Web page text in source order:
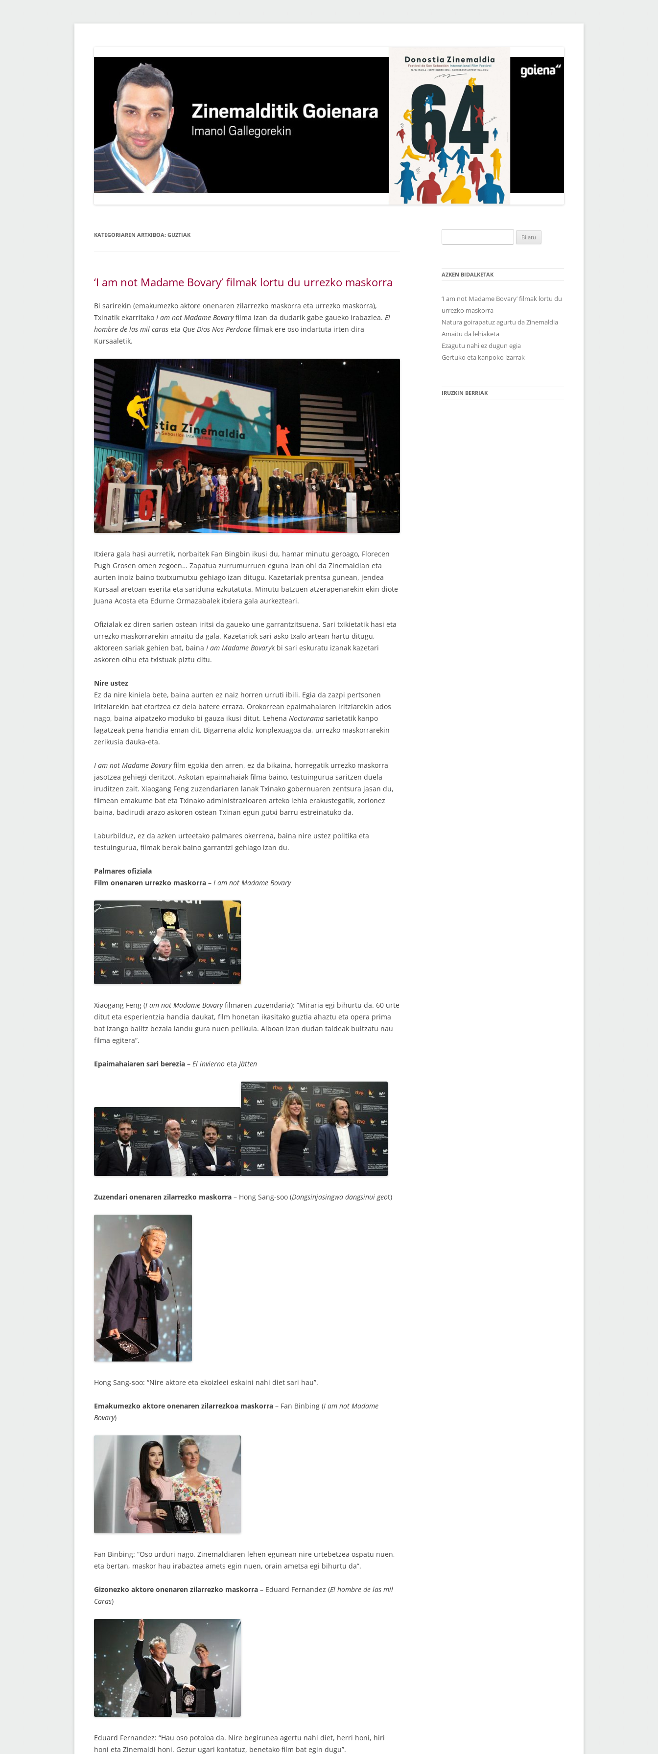
KATEGORIAREN ARTXIBOA: GUZTIAK
‘I am not Madame Bovary’ filmak lortu du urrezko maskorra
Bi sarirekin (emakumezko aktore onenaren zilarrezko maskorra eta urrezko maskorra),
Txinatik ekarritako I am not Madame Bovaryfilma izan da dudarik gabe gaueko irabazlea. El
hombre de las mil caras eta Que Dios Nos Perdone filmak ere oso indartuta irten dira
Kursaaletik.
Itxiera gala hasi aurretik, norbaitek Fan Bingbin ikusi du, hamar minutu geroago, Florecen
Pugh Grosen omen zegoen… Zapatua zurrumurruen eguna izan ohi da Zinemaldian eta
aurten inoiz baino txutxumutxu gehiago izan ditugu. Kazetariak prentsa gunean, jendea
Kursaal aretoan eserita eta sariduna ezkutatuta. Minutu batzuen atzerapenarekin ekin diote
Juana Acosta eta Edurne Ormazabalek itxiera gala aurkezteari.
Ofizialak ez diren sarien ostean iritsi da gaueko une garrantzitsuena. Sari txikietatik hasi eta
urrezko maskorrarekin amaitu da gala. Kazetariok sari asko txalo artean hartu ditugu,
aktoreen sariak gehien bat, baina I am Madame Bovaryk bi sari eskuratu izanak kazetari
askoren oihu eta txistuak piztu ditu.
Nire ustez
Ez da nire kiniela bete, baina aurten ez naiz horren urruti ibili. Egia da zazpi pertsonen
iritziarekin bat etortzea ez dela batere erraza. Orokorrean epaimahaiaren iritziarekin ados
nago, baina aipatzeko moduko bi gauza ikusi ditut. Lehena Nocturama sarietatik kanpo
lagatzeak pena handia eman dit. Bigarrena aldiz konplexuagoa da, urrezko maskorrarekin
zerikusia dauka-eta.
I am not Madame Bovaryfilm egokia den arren, ez da bikaina, horregatik urrezko maskorra
jasotzea gehiegi deritzot. Askotan epaimahaiak filma baino, testuingurua saritzen duela
iruditzen zait. Xiaogang Feng zuzendariaren lanak Txinako gobernuaren zentsura jasan du,
filmean emakume bat eta Txinako administrazioaren arteko lehia erakustegatik, zorionez
baina, badirudi arazo askoren ostean Txinan egun gutxi barru estreinatuko da.
Laburbilduz, ez da azken urteetako palmares okerrena, baina nire ustez politika eta
testuingurua, filmak berak baino garrantzi gehiago izan du.
Palmares ofiziala
Film onenaren urrezko maskorra – I am not Madame Bovary
Xiaogang Feng (I am not Madame Bovaryfilmaren zuzendaria): “Miraria egi bihurtu da. 60 urte
ditut eta esperientzia handia daukat, film honetan ikasitako guztia ahaztu eta opera prima
bat izango balitz bezala landu gura nuen pelikula. Alboan izan dudan taldeak bultzatu nau
filma egitera”.
Epaimahaiaren sari berezia – El invierno eta Jätten
Zuzendari onenaren zilarrezko maskorra – Hong Sang-soo (Dangsinjasingwa dangsinui geot)
Hong Sang-soo: “Nire aktore eta ekoizleei eskaini nahi diet sari hau”.
Emakumezko aktore onenaren zilarrezkoa maskorra – Fan Binbing (I am not Madame
Bovary)
Fan Binbing: “Oso urduri nago. Zinemaldiaren lehen egunean nire urtebetzea ospatu nuen,
eta bertan, maskor hau irabaztea amets egin nuen, orain ametsa egi bihurtu da”.
Gizonezko aktore onenaren zilarrezko maskorra – Eduard Fernandez (El hombre de las mil
Caras)
Eduard Fernandez: “Hau oso potoloa da. Nire begirunea agertu nahi diet, herri honi, hiri
honi eta Zinemaldi honi. Gezur ugari kontatuz, benetako film bat egin dugu”.
AZKEN BIDALKETAK
‘I am not Madame Bovary’ filmak lortu du
urrezko maskorra
Natura goirapatuz agurtu da Zinemaldia
Amaitu da lehiaketa
Ezagutu nahi ez dugun egia
Gertuko eta kanpoko izarrak
IRUZKIN BERRIAK